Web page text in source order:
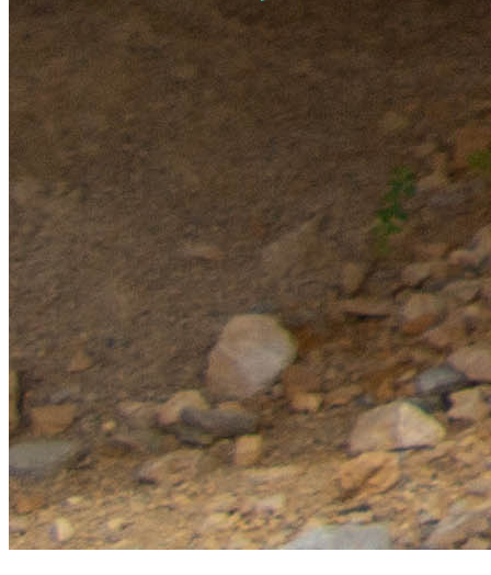
SIED 70 - Territoire d'énergie du département de la Haute-Saône
©2026